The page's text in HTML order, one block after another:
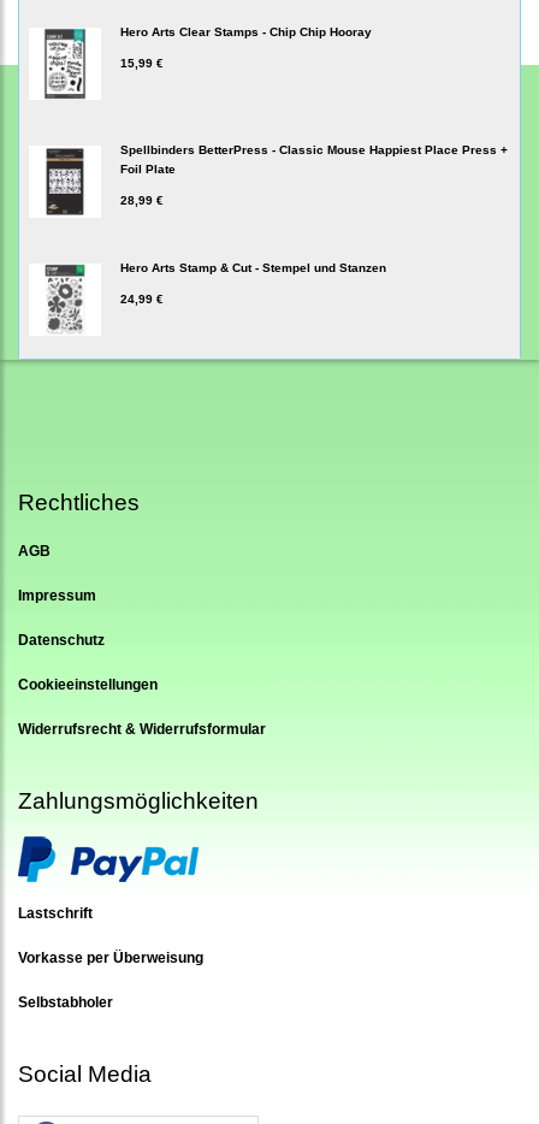
Hero Arts Clear Stamps - Chip Chip Hooray
15,99 €
Spellbinders BetterPress - Classic Mouse Happiest Place Press +
Foil Plate
28,99 €
Hero Arts Stamp & Cut - Stempel und Stanzen
24,99 €
Rechtliches
AGB
Impressum
Datenschutz
Cookieeinstellungen
Widerrufsrecht & Widerrufsformular
Zahlungsmöglichkeiten
Lastschrift
Vorkasse per Überweisung
Selbstabholer
Social Media